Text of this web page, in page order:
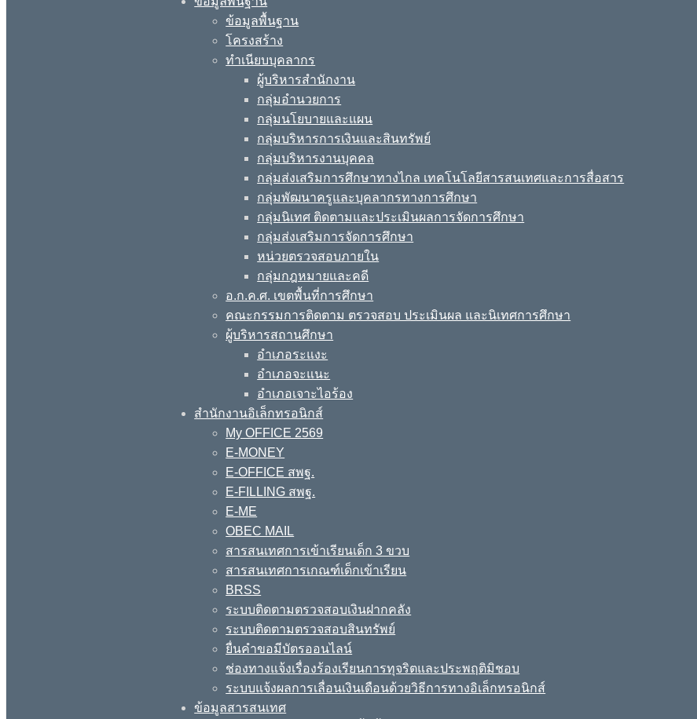
ข้อมูลพื้นฐาน
โครงสร้าง
ทำเนียบบุคลากร
ผู้บริหารสำนักงาน
กลุ่มอำนวยการ
กลุ่มนโยบายและแผน
กลุ่มบริหารการเงินและสินทรัพย์
กลุ่มบริหารงานบุคคล
กลุ่มส่งเสริมการศึกษาทางไกล เทคโนโลยีสารสนเทศและการสื่อสาร
กลุ่มพัฒนาครูและบุคลากรทางการศึกษา
กลุ่มนิเทศ ติดตามและประเมินผลการจัดการศึกษา
กลุ่มส่งเสริมการจัดการศึกษา
หน่วยตรวจสอบภายใน
กลุ่มกฎหมายและคดี
อ.ก.ค.ศ. เขตพื้นที่การศึกษา
คณะกรรมการติดตาม ตรวจสอบ ประเมินผล และนิเทศการศึกษา
ผู้บริหารสถานศึกษา
อำเภอระแงะ
อำเภอจะแนะ
อำเภอเจาะไอร้อง
สำนักงานอิเล็กทรอนิกส์
My OFFICE 2569
E-MONEY
E-OFFICE สพฐ.
E-FILLING สพฐ.
E-ME
OBEC MAIL
สารสนเทศการเข้าเรียนเด็ก 3 ขวบ
สารสนเทศการเกณฑ์เด็กเข้าเรียน
BRSS
ระบบติดตามตรวจสอบเงินฝากคลัง
ระบบติดตามตรวจสอบสินทรัพย์
ยื่นคำขอมีบัตรออนไลน์
ช่องทางแจ้งเรื่องร้องเรียนการทุจริตและประพฤติมิชอบ
ระบบแจ้งผลการเลื่อนเงินเดือนด้วยวิธีการทางอิเล็กทรอนิกส์
ข้อมูลสารสนเทศ